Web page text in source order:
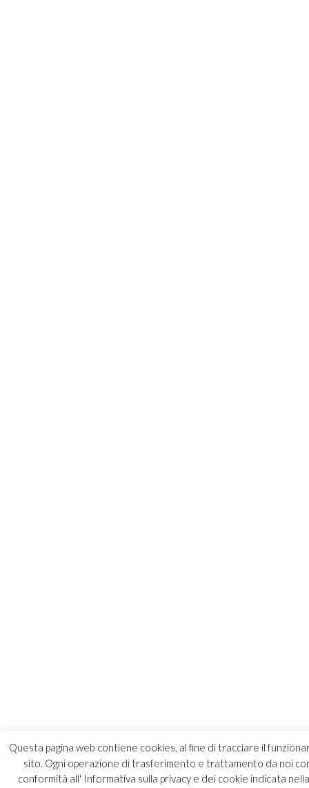
Questa pagina web contiene cookies, al fine di tracciare il
sito. Ogni operazione di trasferimento e trattamento da noi
conformità all' Informativa sulla privacy e dei cookie indicata nella